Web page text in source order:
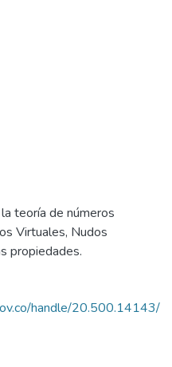
teoría de números
Virtuales, Nudos
propiedades.
handle/20.500.14143/